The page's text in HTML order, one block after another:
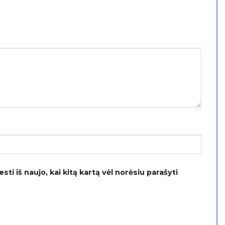
iš naujo, kai kitą kartą vėl norėsiu parašyti